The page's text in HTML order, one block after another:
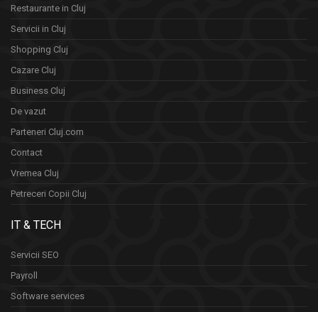
Restaurante in Cluj
Servicii in Cluj
Shopping Cluj
Cazare Cluj
Business Cluj
De vazut
Parteneri Cluj.com
Contact
Vremea Cluj
Petreceri Copii Cluj
IT & TECH
Servicii SEO
Payroll
Software services